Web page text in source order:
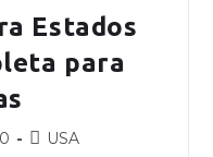
Estados
para
USA